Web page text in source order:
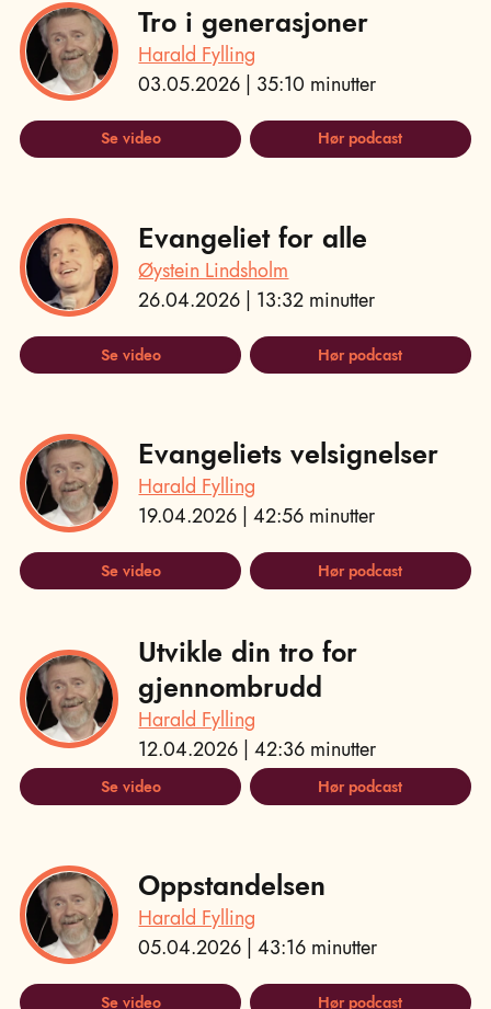
Tro i generasjoner
Harald Fylling
03.05.2026 | 35:10 minutter
Se video Hør podcast
Evangeliet for alle
Øystein Lindsholm
26.04.2026 | 13:32 minutter
Se video Hør podcast
Evangeliets velsignelser
Harald Fylling
19.04.2026 | 42:56 minutter
Se video Hør podcast
Utvikle din tro for
gjennombrudd
Harald Fylling
12.04.2026 | 42:36 minutter
Se video Hør podcast
Oppstandelsen
Harald Fylling
05.04.2026 | 43:16 minutter
Se video Hør podcast